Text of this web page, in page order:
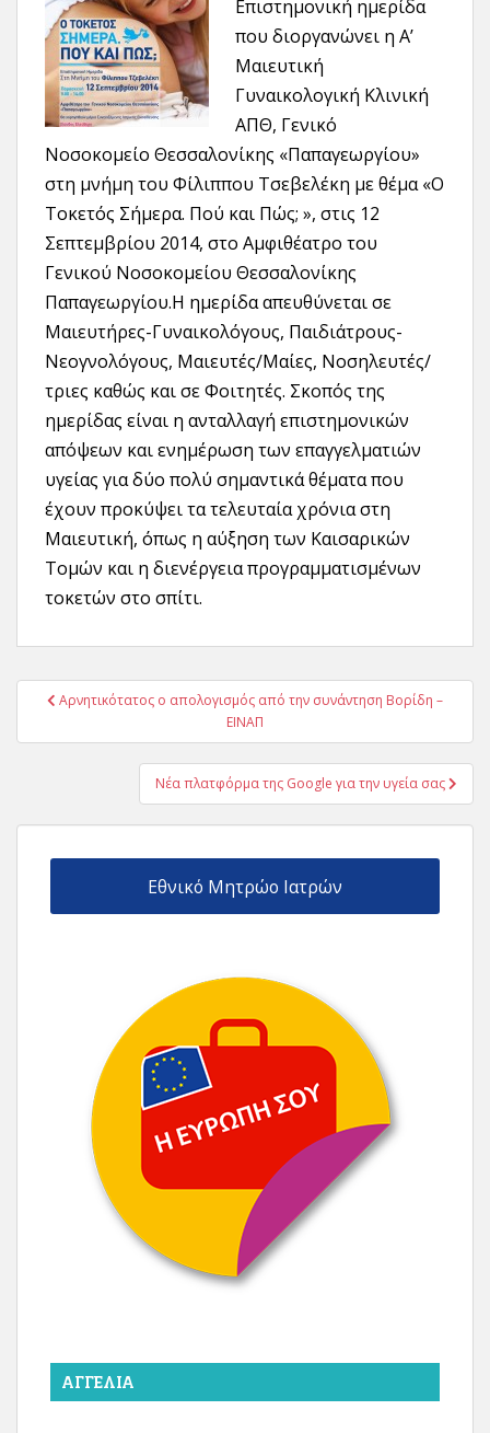
Επιστημονική ημερίδα
που διοργανώνει η Α’
Μαιευτική
Γυναικολογική Κλινική
ΑΠΘ, Γενικό
Νοσοκομείο Θεσσαλονίκης «Παπαγεωργίου»
στη μνήμη του Φίλιππου Τσεβελέκη με θέμα «Ο
Τοκετός Σήμερα. Πού και Πώς; », στις 12
Σεπτεμβρίου 2014, στο Αμφιθέατρο του
Γενικού Νοσοκομείου Θεσσαλονίκης
Παπαγεωργίου.Η ημερίδα απευθύνεται σε
Μαιευτήρες-Γυναικολόγους, Παιδιάτρους-
Νεογνολόγους, Μαιευτές/Μαίες, Νοσηλευτές/
τριες καθώς και σε Φοιτητές. Σκοπός της
ημερίδας είναι η ανταλλαγή επιστημονικών
απόψεων και ενημέρωση των επαγγελματιών
υγείας για δύο πολύ σημαντικά θέματα που
έχουν προκύψει τα τελευταία χρόνια στη
Μαιευτική, όπως η αύξηση των Καισαρικών
Τομών και η διενέργεια προγραμματισμένων
τοκετών στο σπίτι.
Πλοήγηση
Αρνητικότατος ο απολογισμός από την συνάντηση Βορίδη –
ΕΙΝΑΠ
Νέα πλατφόρμα της Google για την υγεία σας
Εθνικό Μητρώο Ιατρών
ΑΓΓΕΛΊΑ